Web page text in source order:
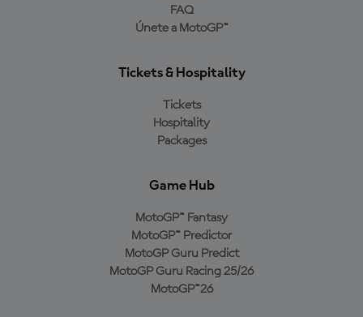
FAQ
Únete a MotoGP™
Tickets & Hospitality
Tickets
Hospitality
Packages
Game Hub
MotoGP™ Fantasy
MotoGP™ Predictor
MotoGP Guru Predict
MotoGP Guru Racing 25/26
MotoGP™26